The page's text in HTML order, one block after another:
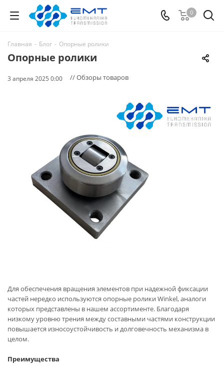
0
Главная - Блог - Опорные ролики
Опорные ролики
3 апреля 2025 0:00 // Обзоры товаров
Для обеспечения вращения элементов при надежной фиксации
частей нередко используются опорные ролики Winkel, аналоги
которых представлены в нашем ассортименте. Благодаря
низкому уровню трения между составными частями конструкции
повышается износоустойчивость и долговечность механизма в
целом.
Преимущества